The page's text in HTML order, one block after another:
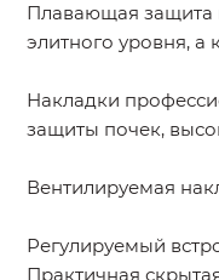
Плавающая защита
элитного уровня, а
Накладки
защиты почек,
Вентилируемая
Регулируемый
Практичная